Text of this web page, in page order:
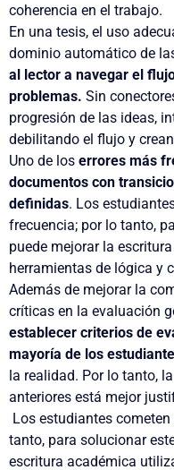
coherencia en el trabajo.
En una tesis, el uso
dominio automático de
al lector a navegar el
problemas. Sin
progresión de las ideas,
debilitando el flujo y
Uno de los errores más
documentos con
definidas. Los
frecuencia; por lo tanto,
puede mejorar la
herramientas de lógica y
Además de mejorar la
críticas en la evaluación
establecer criterios de
mayoría de los
la realidad. Por lo tanto,
anteriores está mejor
Los estudiantes
tanto, para solucionar
escritura académica